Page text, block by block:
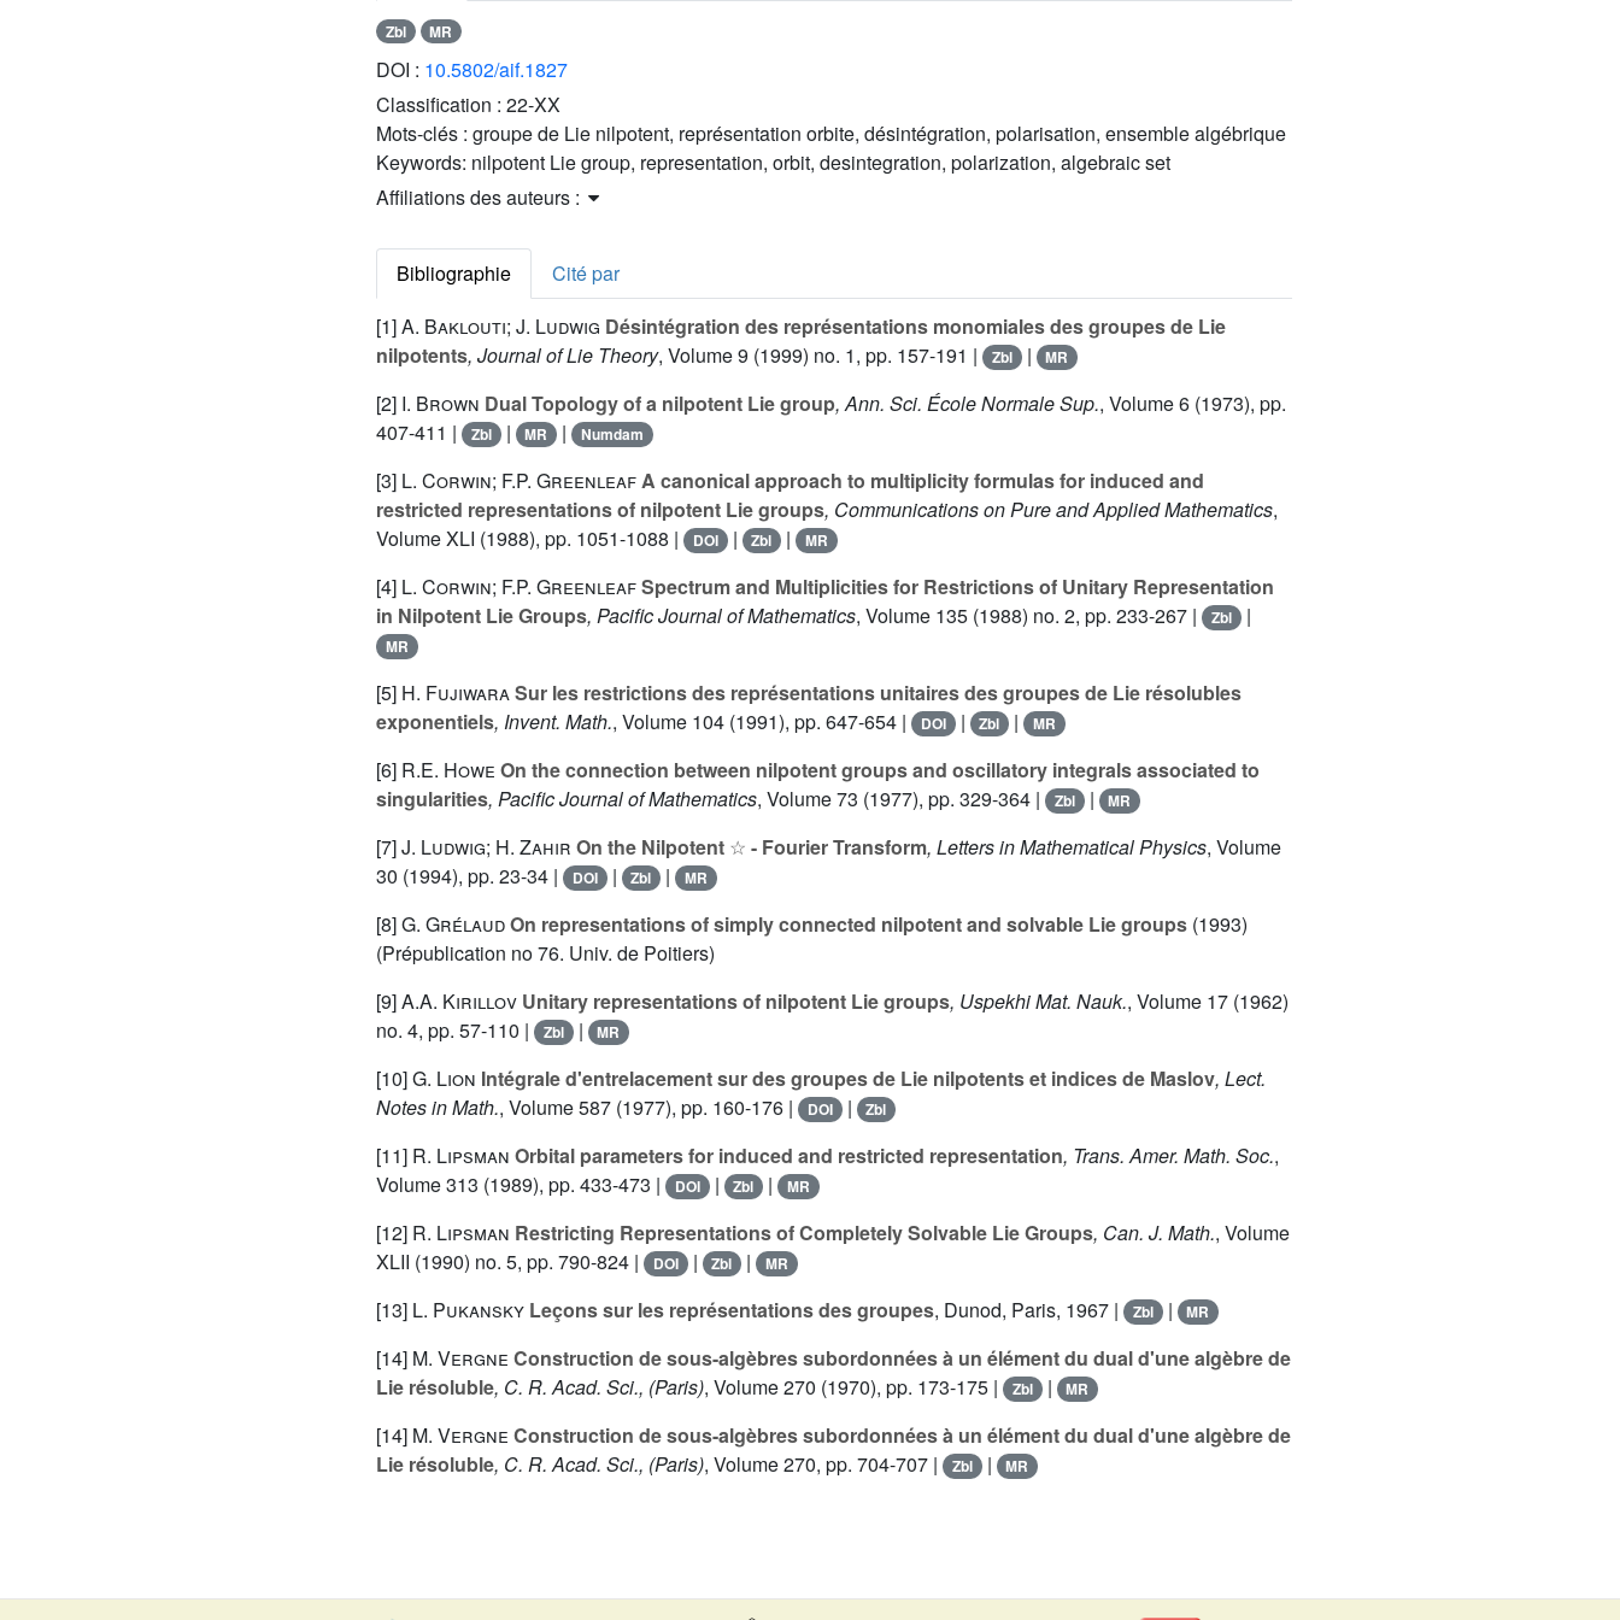
Zbl MR
DOI : 10.5802/aif.1827
Classification : 22-XX
Mots-clés : groupe de Lie nilpotent, représentation orbite, désintégration, polarisation, ensemble algébrique
Keywords: nilpotent Lie group, representation, orbit, desintegration, polarization, algebraic set
Affiliations des auteurs :
Bibliographie
Cité par
[1]A. Baklouti; J. Ludwig Désintégration des représentations monomiales des groupes de Lie
nilpotents, Journal of Lie Theory, Volume 9 (1999) no. 1, pp. 157-191 | Zbl | MR
[2] I. Brown Dual Topology of a nilpotent Lie group, Ann. Sci. École Normale Sup., Volume 6 (1973), pp.
407-411 |
Zbl | MR | Numdam
[3] L. Corwin; F.P. GreenleafA canonical approach to multiplicity formulas for induced and
restricted representations of nilpotent Lie groups, Communications on Pure and Applied Mathematics,
Volume XLI (1988), pp. 1051-1088 | DOI | Zbl | MR
[4] L. Corwin; F.P. GreenleafSpectrum and Multiplicities for Restrictions of Unitary Representation
in Nilpotent Lie Groups, Pacific Journal of Mathematics, Volume 135 (1988) no. 2, pp. 233-267 | Zbl |
MR
[5] H. FujiwaraSur les restrictions des représentations unitaires des groupes de Lie résolubles
exponentiels, Invent. Math., Volume 104 (1991), pp. 647-654 | DOI | Zbl | MR
[6] R.E. Howe On the connection between nilpotent groups and oscillatory integrals associated to
singularities, Pacific Journal of Mathematics, Volume 73 (1977), pp. 329-364 | Zbl | MR
[7]J. Ludwig; H. Zahir On the Nilpotent ☆ - Fourier Transform, Letters in Mathematical Physics, Volume
30 (1994), pp. 23-34 | DOI | Zbl | MR
[8]G. GrélaudOn representations of simply connected nilpotent and solvable Lie groups (1993)
(Prépublication no 76. Univ. de Poitiers)
[9]A.A. Kirillov Unitary representations of nilpotent Lie groups, Uspekhi Mat. Nauk., Volume 17 (1962)
no. 4, pp. 57-110 |
Zbl | MR
[10]G. Lion Intégrale d'entrelacement sur des groupes de Lie nilpotents et indices de Maslov, Lect.
Notes in Math., Volume 587 (1977), pp. 160-176 | DOI | Zbl
[11] R. Lipsman Orbital parameters for induced and restricted representation, Trans. Amer. Math. Soc.,
Volume 313 (1989), pp. 433-473 | DOI | Zbl | MR
[12] R. Lipsman Restricting Representations of Completely Solvable Lie Groups, Can. J. Math., Volume
XLII (1990) no. 5, pp. 790-824 | DOI | Zbl | MR
[13] L. Pukansky Leçons sur les représentations des groupes, Dunod, Paris, 1967 | Zbl | MR
[14] M. Vergne Construction de sous-algèbres subordonnées à un élément du dual d'une algèbre de
Lie résoluble, C. R. Acad. Sci., (Paris), Volume 270 (1970), pp. 173-175 | Zbl | MR
[14] M. Vergne Construction de sous-algèbres subordonnées à un élément du dual d'une algèbre de
Lie résoluble, C. R. Acad. Sci., (Paris), Volume 270, pp. 704-707 | Zbl | MR